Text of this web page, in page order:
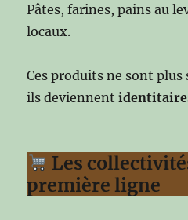
Pâtes, farines, pains au
locaux.
Ces produits ne sont
ils deviennent
Les
première ligne